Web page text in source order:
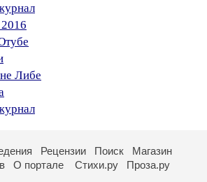
Либе
Рецензии Поиск
Магазин
О портале Стихи.ру Проза.ру